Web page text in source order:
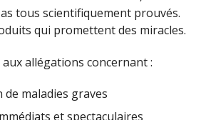
tous scientifiquement prouvés.
qui promettent des miracles.
allégations concernant :
de maladies graves
et spectaculaires